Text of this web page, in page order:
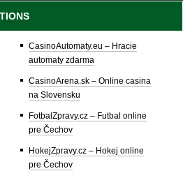
CasinoAutomaty.eu – Hracie
automaty zdarma
CasinoArena.sk – Online casina
na Slovensku
FotbalZpravy.cz – Futbal online
pre Čechov
HokejZpravy.cz – Hokej online
pre Čechov